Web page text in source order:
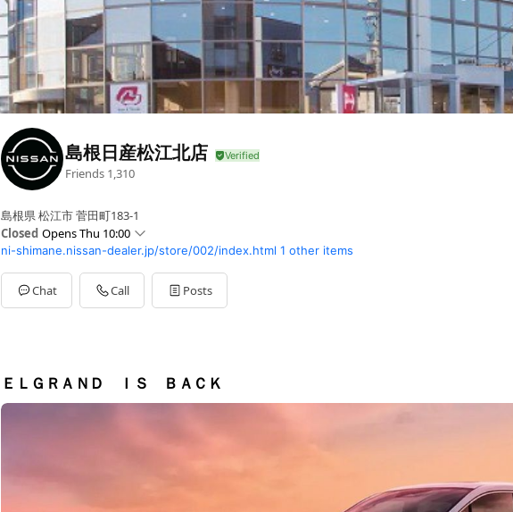
島根日産松江北店
Friends 1,310
島根県 松江市 菅田町183-1
Closed Opens Thu 10:00
Sun10:00 - 18:30
Mon10:00 - 18:30
TueClosed
Wed10:00 - 18:30
ni-shimane.nissan-dealer.jp/store/002/index.html 1 other items
Chat Call Posts
ＥＬＧＲＡＮＤ ＩＳ ＢＡＣＫ